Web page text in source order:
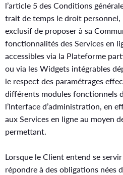
l’article 5 des Conditions
trait de temps le droit personnel,
exclusif de proposer à sa
fonctionnalités des Services en
accessibles via la Plateforme
ou via les Widgets intégrables
le respect des paramétrages
différents modules fonctionnels
l’Interface d’administration, en
aux Services en ligne au moyen
permettant.
Lorsque le Client entend se
répondre à des obligations nées